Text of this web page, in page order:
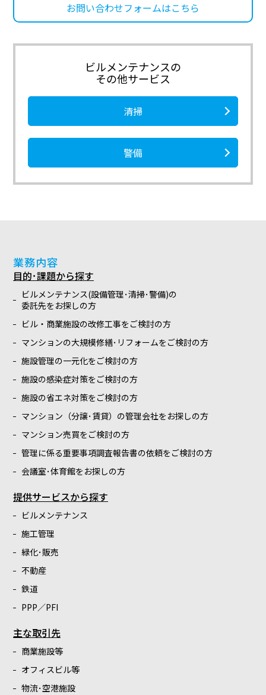
お問い合わせフォームはこちら
ビルメンテナンスの
その他サービス
清掃
警備
業務内容
目的･課題から探す
ビルメンテナンス(設備管理･清掃･警備)の
委託先をお探しの方
ビル・商業施設の改修工事をご検討の方
マンションの大規模修繕･リフォームをご検討の方
施設管理の一元化をご検討の方
施設の感染症対策をご検討の方
施設の省エネ対策をご検討の方
マンション（分譲･賃貸）の管理会社をお探しの方
マンション売買をご検討の方
管理に係る重要事項調査報告書の依頼をご検討の方
会議室･体育館をお探しの方
提供サービスから探す
ビルメンテナンス
施工管理
緑化･販売
不動産
鉄道
PPP／PFI
主な取引先
商業施設等
オフィスビル等
物流･空港施設